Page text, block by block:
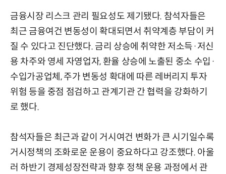
금융시장 리스크 관리 필요성도 제기됐다. 참석자들은
최근 금융여건 변동성이 확대되면서 취약계층 부담이 커
질 수 있다고 진단했다. 금리 상승에 취약한 저소득·저신
용 차주와 영세 자영업자, 환율 상승에 노출된 중소 수입·
수입가공업체, 주가 변동성 확대에 따른 레버리지 투자
위험 등을 중점 점검하고 관계기관 간 협력을 강화하기
로 했다.
참석자들은 최근과 같이 거시여건 변화가 큰 시기일수록
거시정책의 조화로운 운용이 중요하다고 강조했다. 아울
러 하반기 경제성장전략과 향후 정책 운용 과정에서 관